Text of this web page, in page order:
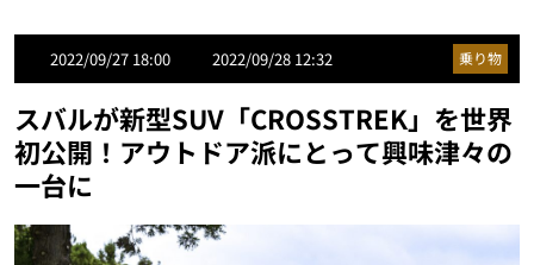
2022/09/27 18:00 2022/09/28 12:32 乗り物
スバルが新型SUV「CROSSTREK」を世界
初公開！アウトドア派にとって興味津々の
一台に